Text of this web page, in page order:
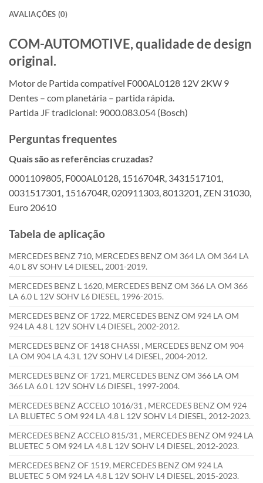
AVALIAÇÕES (0)
COM-AUTOMOTIVE, qualidade de design
original.
Motor de Partida compatível F000AL0128 12V 2KW 9
Dentes – com planetária – partida rápida.
Partida JF tradicional: 9000.083.054 (Bosch)
Perguntas frequentes
Quais são as referências cruzadas?
0001109805, F000AL0128, 1516704R, 3431517101,
0031517301, 1516704R, 020911303, 8013201, ZEN 31030,
Euro 20610
Tabela de aplicação
MERCEDES BENZ 710, MERCEDES BENZ OM 364 LA OM 364 LA
4.0 L 8V SOHV L4 DIESEL, 2001-2019.
MERCEDES BENZ L 1620, MERCEDES BENZ OM 366 LA OM 366
LA 6.0 L 12V SOHV L6 DIESEL, 1996-2015.
MERCEDES BENZ OF 1722, MERCEDES BENZ OM 924 LA OM
924 LA 4.8 L 12V SOHV L4 DIESEL, 2002-2012.
MERCEDES BENZ OF 1418 CHASSI , MERCEDES BENZ OM 904
LA OM 904 LA 4.3 L 12V SOHV L4 DIESEL, 2004-2012.
MERCEDES BENZ OF 1721, MERCEDES BENZ OM 366 LA OM
366 LA 6.0 L 12V SOHV L6 DIESEL, 1997-2004.
MERCEDES BENZ ACCELO 1016/31 , MERCEDES BENZ OM 924
LA BLUETEC 5 OM 924 LA 4.8 L 12V SOHV L4 DIESEL, 2012-2023.
MERCEDES BENZ ACCELO 815/31 , MERCEDES BENZ OM 924 LA
BLUETEC 5 OM 924 LA 4.8 L 12V SOHV L4 DIESEL, 2012-2023.
MERCEDES BENZ OF 1519, MERCEDES BENZ OM 924 LA
BLUETEC 5 OM 924 LA 4.8 L 12V SOHV L4 DIESEL, 2015-2023.